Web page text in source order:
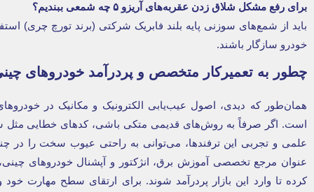
برای رفع مشکل شلاق زدن عقربه‌های آریزو ۵ چه شمعی ببندیم؟
باید از شمع‌های سوزنی پایه بلند فابریک شرکتی (برند تورچ چری)
خودرو سازگار باشند.
چطور به تعمیرکار متخصص و پردرآمد خودروهای
همان‌طور که دیدی، اصول عیب‌یابی الکترونیک و مکانیک در
علمی و تجربی این ترفندها، می‌توانی به راحتی عیوب سخت را در
عنوان مرجع تخصصی آموزش برق، انژکتور و آپشنال خودروهای
کرده تا وارد این بازار پردرآمد شوند. برای ارتقای سطح مهارت